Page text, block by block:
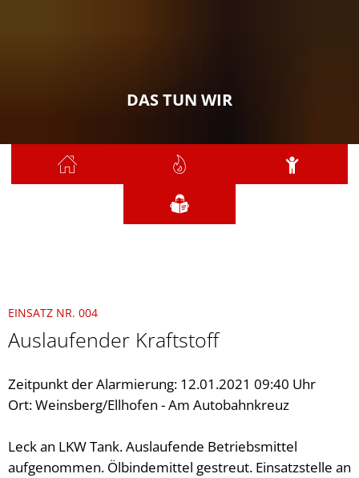
DAS TUN WIR
EINSATZ NR. 004
Auslaufender Kraftstoff
Zeitpunkt der Alarmierung: 12.01.2021 09:40 Uhr
Ort: Weinsberg/Ellhofen - Am Autobahnkreuz
Leck an LKW Tank. Auslaufende Betriebsmittel
aufgenommen. Ölbindemittel gestreut. Einsatzstelle an